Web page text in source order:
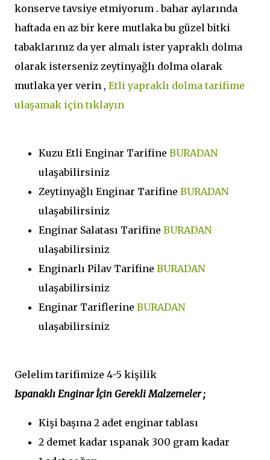
konserve tavsiye etmiyorum . bahar aylarında
haftada en az bir kere mutlaka bu güzel bitki
tabaklarınız da yer almalı ister yapraklı dolma
olarak isterseniz zeytinyağlı dolma olarak
mutlaka yer verin , Etli yapraklı dolma tarifime
ulaşamak için tıklayın
Kuzu Etli Enginar Tarifine BURADAN
ulaşabilirsiniz
Zeytinyağlı Enginar Tarifine BURADAN
ulaşabilirsiniz
Enginar Salatası Tarifine BURADAN
ulaşabilirsiniz
Enginarlı Pilav Tarifine BURADAN
ulaşabilirsiniz
Enginar Tariflerine BURADAN
ulaşabilirsiniz
Gelelim tarifimize 4-5 kişilik
Ispanaklı Enginar İçin Gerekli Malzemeler ;
Kişi başına 2 adet enginar tablası
2 demet kadar ıspanak 300 gram kadar